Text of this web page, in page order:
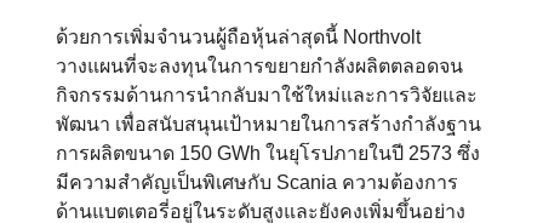
ด้วยการเพิ่มจำนวนผู้ถือหุ้นล่าสุดนี้ Northvolt
วางแผนที่จะลงทุนในการขยายกำลังผลิตตลอดจน
กิจกรรมด้านการนำกลับมาใช้ใหม่และการวิจัยและ
พัฒนา เพื่อสนับสนุนเป้าหมายในการสร้างกำลังฐาน
การผลิตขนาด 150 GWh ในยุโรปภายในปี 2573 ซึ่ง
มีความสำคัญเป็นพิเศษกับ Scania ความต้องการ
ด้านแบตเตอรี่อยู่ในระดับสูงและยังคงเพิ่มขึ้นอย่าง